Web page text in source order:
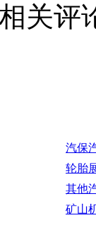
关评
汽保
轮胎
其他
矿山